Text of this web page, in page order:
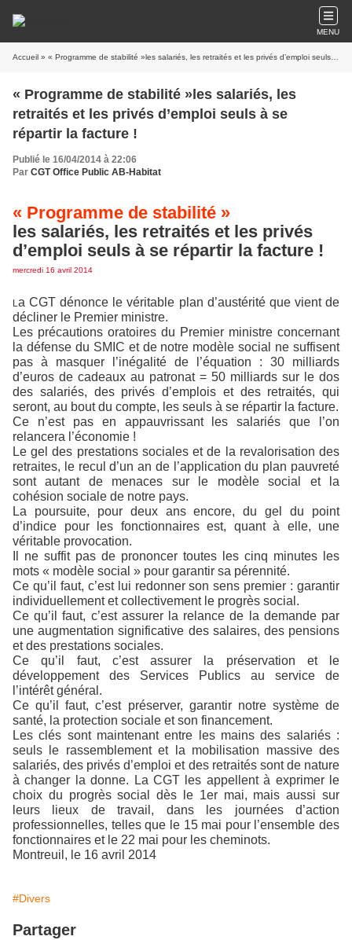
MENU
Accueil » « Programme de stabilité »les salariés, les retraités et les privés d’emploi seuls à se répartir la facture !
« Programme de stabilité »les salariés, les
retraités et les privés d’emploi seuls à se
répartir la facture !
Publié le 16/04/2014 à 22:06
Par CGT Office Public AB-Habitat
« Programme de stabilité »
les salariés, les retraités et les privés
d’emploi seuls à se répartir la facture !
mercredi 16 avril 2014
La CGT dénonce le véritable plan d’austérité que vient de
décliner le Premier ministre.
Les précautions oratoires du Premier ministre concernant
la défense du SMIC et de notre modèle social ne suffisent
pas à masquer l’inégalité de l’équation : 30 milliards
d’euros de cadeaux au patronat = 50 milliards sur le dos
des salariés, des privés d’emplois et des retraités, qui
seront, au bout du compte, les seuls à se répartir la facture.
Ce n’est pas en appauvrissant les salariés que l’on
relancera l’économie !
Le gel des prestations sociales et de la revalorisation des
retraites, le recul d’un an de l’application du plan pauvreté
sont autant de menaces sur le modèle social et la
cohésion sociale de notre pays.
La poursuite, pour deux ans encore, du gel du point
d’indice pour les fonctionnaires est, quant à elle, une
véritable provocation.
Il ne suffit pas de prononcer toutes les cinq minutes les
mots « modèle social » pour garantir sa pérennité.
Ce qu’il faut, c’est lui redonner son sens premier : garantir
individuellement et collectivement le progrès social.
Ce qu’il faut, c’est assurer la relance de la demande par
une augmentation significative des salaires, des pensions
et des prestations sociales.
Ce qu’il faut, c’est assurer la préservation et le
développement des Services Publics au service de
l’intérêt général.
Ce qu’il faut, c’est préserver, garantir notre système de
santé, la protection sociale et son financement.
Les clés sont maintenant entre les mains des salariés :
seuls le rassemblement et la mobilisation massive des
salariés, des privés d’emploi et des retraités sont de nature
à changer la donne. La CGT les appellent à exprimer le
choix du progrès social dès le 1er mai, mais aussi sur
leurs lieux de travail, dans les journées d’action
professionnelles, telles que le 15 mai pour l’ensemble des
fonctionnaires et le 22 mai pour les cheminots.
Montreuil, le 16 avril 2014
#Divers
Partager